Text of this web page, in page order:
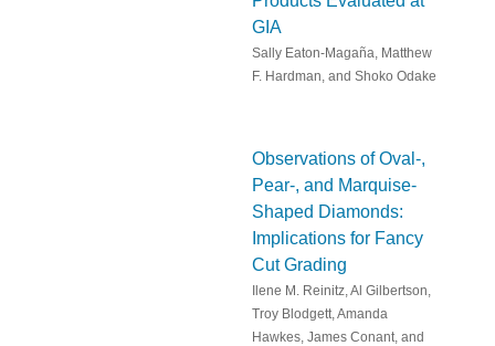
GIA
Sally Eaton-Magaña, Matthew
F. Hardman, and Shoko Odake
Observations of Oval-,
Pear-, and Marquise-
Shaped Diamonds:
Implications for Fancy
Cut Grading
Ilene M. Reinitz, Al Gilbertson,
Troy Blodgett, Amanda
Hawkes, James Conant, and